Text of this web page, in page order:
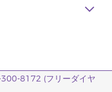
8172 (フリーダイヤ